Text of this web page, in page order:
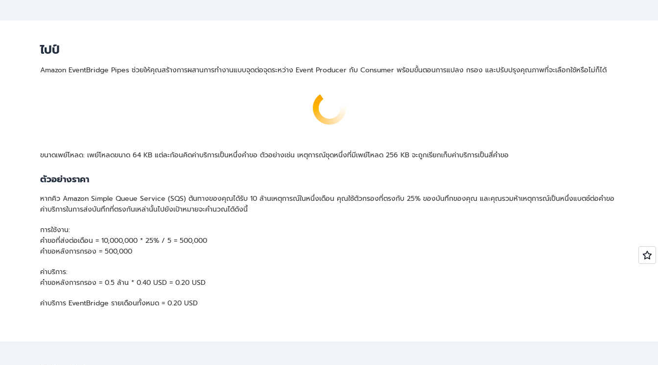
ไปป์
Amazon EventBridge Pipes ช่วยให้คุณสร้างการผสานการทำงานแบบจุดต่อจุดระหว่าง Event Producer กับ Consumer พร้อมขั้นตอนการแปลง กรอง และปรับปรุงคุณภาพที่จะเลือกใช้หรือไม่ก็ได้
ขนาดเพย์โหลด: เพย์โหลดขนาด 64 KB แต่ละก้อนคิดค่าบริการเป็นหนึ่งคำขอ ตัวอย่างเช่น เหตุการณ์ชุดหนึ่งที่มีเพย์โหลด 256 KB จะถูกเรียกเก็บค่าบริการเป็นสี่คำขอ
ตัวอย่างราคา
หากคิว Amazon Simple Queue Service (SQS) ต้นทางของคุณได้รับ 10 ล้านเหตุการณ์ในหนึ่งเดือน คุณใช้ตัวกรองที่ตรงกับ 25% ของบันทึกของคุณ และคุณรวมห้าเหตุการณ์เป็นหนึ่งแบตช์ต่อคำขอ
ค่าบริการในการส่งบันทึกที่ตรงกันเหล่านั้นไปยังเป้าหมายจะคำนวณได้ดังนี้
การใช้งาน:
คำขอที่ส่งต่อเดือน = 10,000,000 * 25% / 5 = 500,000
คำขอหลังการกรอง = 500,000
ค่าบริการ:
คำขอหลังการกรอง = 0.5 ล้าน * 0.40 USD = 0.20 USD
ค่าบริการ EventBridge รายเดือนทั้งหมด = 0.20 USD